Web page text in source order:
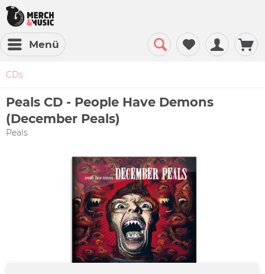
Menü
CDs
Peals CD - People Have Demons
(December Peals)
Peals